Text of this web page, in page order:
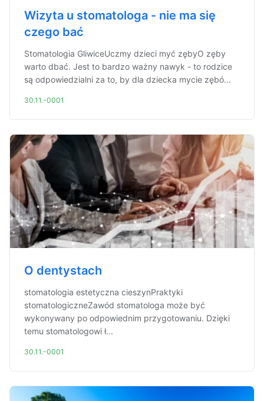
Wizyta u stomatologa - nie ma się
czego bać
Stomatologia GliwiceUczmy dzieci myć zębyO zęby
warto dbać. Jest to bardzo ważny nawyk - to rodzice
są odpowiedzialni za to, by dla dziecka mycie zębó...
30.11.-0001
O dentystach
stomatologia estetyczna cieszynPraktyki
stomatologiczneZawód stomatologa może być
wykonywany po odpowiednim przygotowaniu. Dzięki
temu stomatologowi ł...
30.11.-0001